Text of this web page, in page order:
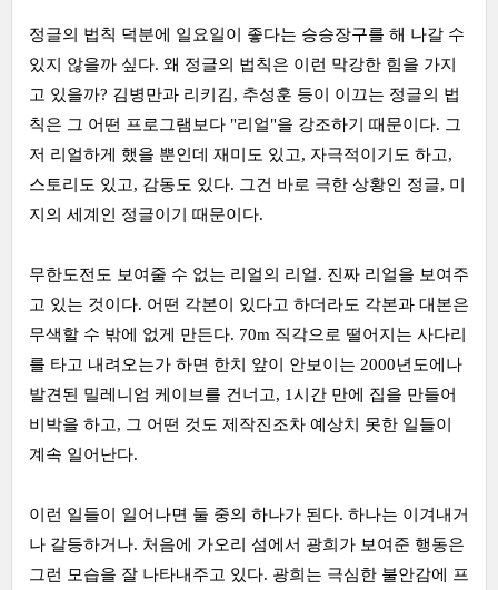
정글의 법칙 덕분에 일요일이 좋다는 승승장구를 해 나갈 수
있지 않을까 싶다. 왜 정글의 법칙은 이런 막강한 힘을 가지
고 있을까? 김병만과 리키김, 추성훈 등이 이끄는 정글의 법
칙은 그 어떤 프로그램보다 "리얼"을 강조하기 때문이다. 그
저 리얼하게 했을 뿐인데 재미도 있고, 자극적이기도 하고,
스토리도 있고, 감동도 있다. 그건 바로 극한 상황인 정글, 미
지의 세계인 정글이기 때문이다.
무한도전도 보여줄 수 없는 리얼의 리얼. 진짜 리얼을 보여주
고 있는 것이다. 어떤 각본이 있다고 하더라도 각본과 대본은
무색할 수 밖에 없게 만든다. 70m 직각으로 떨어지는 사다리
를 타고 내려오는가 하면 한치 앞이 안보이는 2000년도에나
발견된 밀레니엄 케이브를 건너고, 1시간 만에 집을 만들어
비박을 하고, 그 어떤 것도 제작진조차 예상치 못한 일들이
계속 일어난다.
이런 일들이 일어나면 둘 중의 하나가 된다. 하나는 이겨내거
나 갈등하거나. 처음에 가오리 섬에서 광희가 보여준 행동은
그런 모습을 잘 나타내주고 있다. 광희는 극심한 불안감에 프